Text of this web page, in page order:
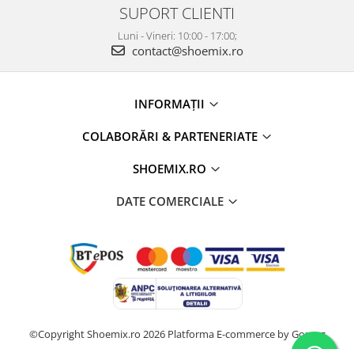
SUPORT CLIENTI
Luni - Vineri: 10:00 - 17:00;
contact@shoemix.ro
INFORMAȚII
COLABORĂRI & PARTENERIATE
SHOEMIX.RO
DATE COMERCIALE
©Copyright Shoemix.ro 2026 Platforma E-commerce by Gomag